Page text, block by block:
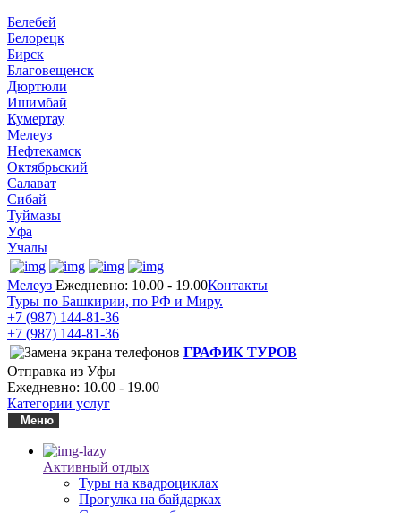
Белебей
Белорецк
Бирск
Благовещенск
Дюртюли
Ишимбай
Кумертау
Мелеуз
Нефтекамск
Октябрьский
Салават
Сибай
Туймазы
Уфа
Учалы
Мелеуз Ежедневно: 10.00 - 19.00Контакты
Туры по Башкирии, по РФ и Миру.
+7 (987) 144-81-36
+7 (987) 144-81-36
ГРАФИК ТУРОВ
Отправка из Уфы
Ежедневно: 10.00 - 19.00
Категории услуг
Меню
Активный отдых
Туры на квадроциклах
Прогулка на байдарках